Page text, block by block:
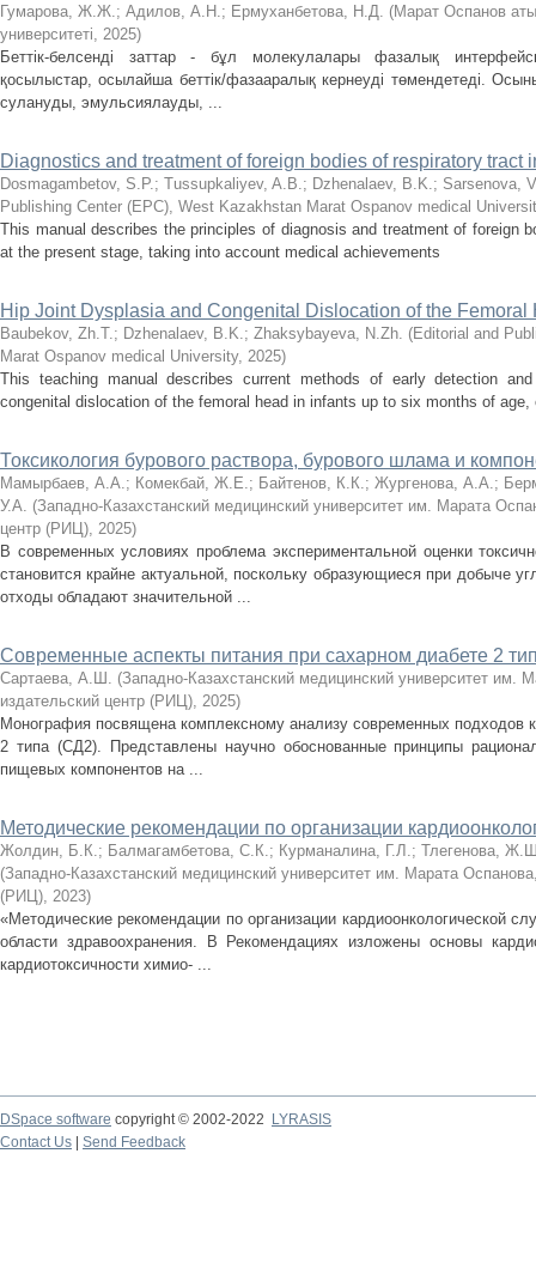
Гумарова, Ж.Ж.; Адилов, А.Н.; Ермуханбетова, Н.Д. (Марат Оспанов
университеті, 2025)
Беттік-белсенді заттар - бұл молекулалары фазалық
қосылыстар, осылайша беттік/фазааралық кернеуді төмендетеді.
сулануды, эмульсиялауды, ...
Diagnostics and treatment of foreign bodies of respiratory tract
Dosmagambetov, S.P.; Tussupkaliyev, A.B.; Dzhenalaev, B.K.; Sarsenova,
Publishing Center (EPC), West Kazakhstan Marat Ospanov medical
This manual describes the principles of diagnosis and treatment of foreign
at the present stage, taking into account medical achievements
Hip Joint Dysplasia and Congenital Dislocation of the Femoral
Baubekov, Zh.T.; Dzhenalaev, B.K.; Zhaksybayeva, N.Zh. (Editorial and
Marat Ospanov medical University, 2025)
This teaching manual describes current methods of early detection
congenital dislocation of the femoral head in infants up to six months of
Токсикология бурового раствора, бурового шлама и
Мамырбаев, А.А.; Комекбай, Ж.Е.; Байтенов, К.К.; Жургенова, А.А.;
У.А. (Западно-Казахстанский медицинский университет им. Марата
центр (РИЦ), 2025)
В современных условиях проблема экспериментальной оценки
становится крайне актуальной, поскольку образующиеся при добыче
отходы обладают значительной ...
Современные аспекты питания при сахарном диабете 2
Сартаева, А.Ш. (Западно-Казахстанский медицинский университет им.
издательский центр (РИЦ), 2025)
Монография посвящена комплексному анализу современных подходов
2 типа (СД2). Представлены научно обоснованные принципы
пищевых компонентов на ...
Методические рекомендации по организации
Жолдин, Б.К.; Балмагамбетова, С.К.; Курманалина, Г.Л.; Тлегенова,
(Западно-Казахстанский медицинский университет им. Марата
(РИЦ), 2023)
«Методические рекомендации по организации кардиоонкологической
области здравоохранения. В Рекомендациях изложены основы
кардиотоксичности химио- ...
DSpace software copyright © 2002-2022
LYRASIS
Contact Us
Send Feedback